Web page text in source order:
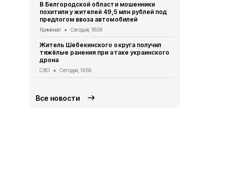
В Белгородской области мошенники
похитили у жителей 49,5 млн рублей под
предлогом ввоза автомобилей
Криминал Сегодня, 18:08
Житель Шебекинского округа получил
тяжёлые ранения при атаке украинского
дрона
СВО Сегодня, 16:59
Все новости